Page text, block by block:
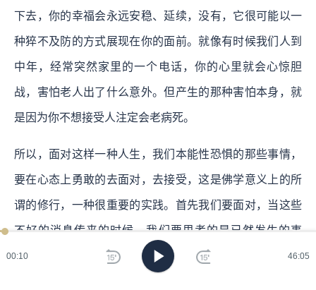
00:11 46:05
下去，你的幸福会永远安稳、延续，没有，它很可能以一
种猝不及防的方式展现在你的面前。就像有时候我们人到
中年，经常突然家里的一个电话，你的心里就会心惊胆
战，害怕老人出了什么意外。但产生的那种害怕本身，就
是因为你不想接受人注定会老病死。
所以，面对这样一种人生，我们本能性恐惧的那些事情，
要在心态上勇敢的去面对，去接受，这是佛学意义上的所
谓的修行，一种很重要的实践。首先我们要面对，当这些
不好的消息传来的时候，我们要思考的是已然发生的事
实，这本身就是这个世界的真相，我们只是思考如何以更